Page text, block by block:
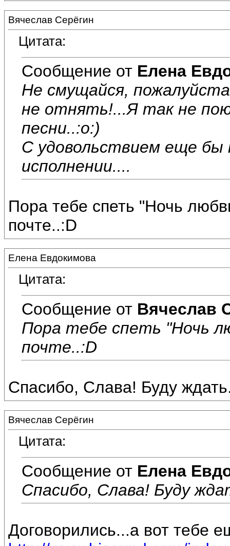
Вячеслав Серёгин
Цитата:
Сообщение от Елена
Не смущайся,
не отнять!...Я так не
песни..:o:)
С удовольствием еще бы
исполнении....
Пора тебе спеть "Ночь
почте..:D
Елена Евдокимова
Цитата:
Сообщение от Вячеслав
Пора тебе спеть "Ночь
почте..:D
Спасибо, Слава! Буду
Вячеслав Серёгин
Цитата:
Сообщение от Елена
Спасибо, Слава! Буду
Договорились...а вот тебе